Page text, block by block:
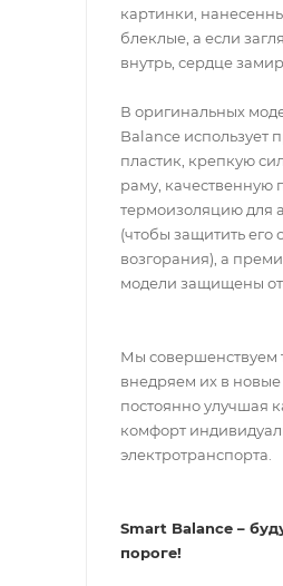
картинки,
блеклые, а если
внутрь, сердце
В оригинальных
Balance использует
пластик, крепкую
раму, качественную
термоизоляцию для
(чтобы защитить его
возгорания), а
модели защищены от
Мы совершенствуем
внедряем их в новые
постоянно улучшая
комфорт
электротранспорта.
Smart Balance –
пороге!